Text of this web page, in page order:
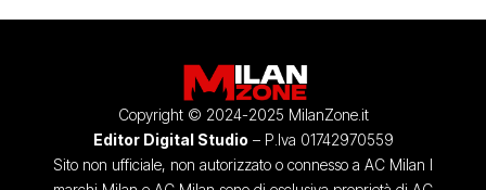
Copyright © 2024-2025 MilanZone.it
Editor Digital Studio – P.Iva 01742970559
Sito non ufficiale, non autorizzato o connesso a AC Milan I